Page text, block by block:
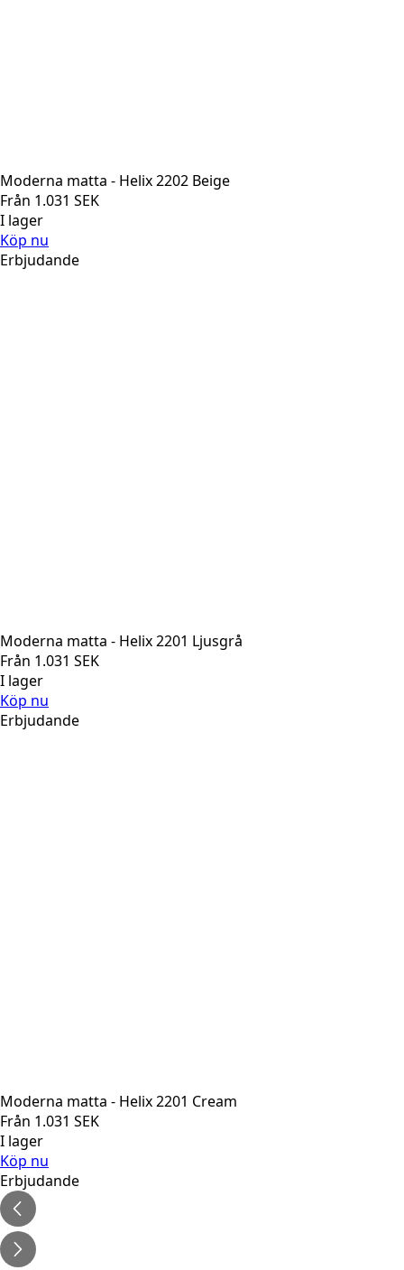
Moderna matta - Helix 2202 Beige
Från 1.031 SEK
I lager
Köp nu
Erbjudande
Moderna matta - Helix 2201 Ljusgrå
Från 1.031 SEK
I lager
Köp nu
Erbjudande
Moderna matta - Helix 2201 Cream
Från 1.031 SEK
I lager
Köp nu
Erbjudande